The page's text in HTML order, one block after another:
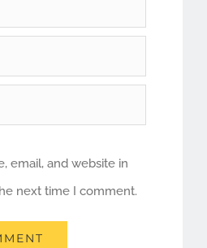
email, and website in
next time I comment.